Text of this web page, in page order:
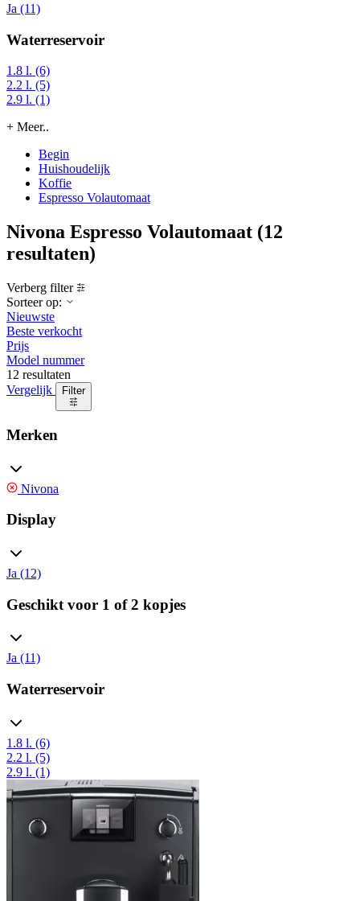
Ja (11)
Waterreservoir
1.8 l. (6)
2.2 l. (5)
2.9 l. (1)
+ Meer..
Begin
Huishoudelijk
Koffie
Espresso Volautomaat
Nivona Espresso Volautomaat (12
resultaten)
Verberg filter
Sorteer op:
Nieuwste
Beste verkocht
Prijs
Model nummer
12 resultaten
Vergelijk
Filter
Merken
Nivona
Display
Ja (12)
Geschikt voor 1 of 2 kopjes
Ja (11)
Waterreservoir
1.8 l. (6)
2.2 l. (5)
2.9 l. (1)